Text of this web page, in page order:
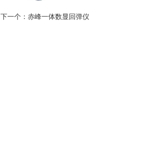
下一个：赤峰一体数显回弹仪